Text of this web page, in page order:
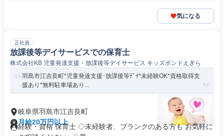
気になる
正社員
放課後等デイサービスでの保育士
株式会社KB 児童発達支援・放課後等デイサービス キッズボンドえぎら
羽島市江吉良町*児童発達支援･放課後等ﾃﾞｲ*未経験OK*資格取得支
援あり*無料駐車場あり...
岐阜県羽島市江吉良町
月給20万円以上
経験・資格 保育士 ◇未経験者、ブランクのある方も お気軽に